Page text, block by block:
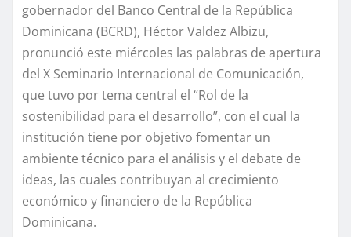
gobernador del Banco Central de la República
Dominicana (BCRD), Héctor Valdez Albizu,
pronunció este miércoles las palabras de apertura
del X Seminario Internacional de Comunicación,
que tuvo por tema central el “Rol de la
sostenibilidad para el desarrollo”, con el cual la
institución tiene por objetivo fomentar un
ambiente técnico para el análisis y el debate de
ideas, las cuales contribuyan al crecimiento
económico y financiero de la República
Dominicana.